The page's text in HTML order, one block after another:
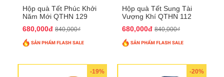
Hộp quà Tết Phúc Khởi
Năm Mới QTHN 129
680,000đ 840,000₫
Hộp quà Tết Sung Tài
Vượng Khí QTHN 112
680,000đ 840,000₫
-19% -20%